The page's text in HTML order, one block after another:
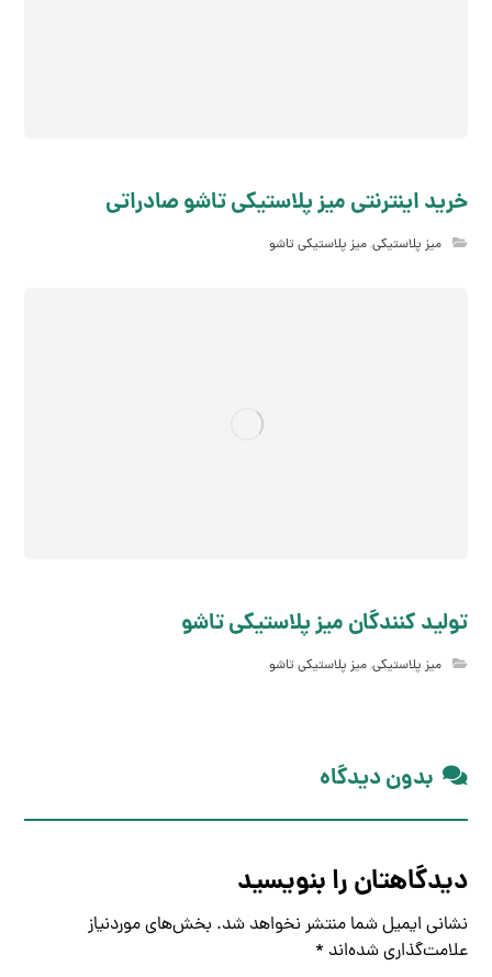
خرید اینترنتی میز پلاستیکی تاشو صادراتی
میز پلاستیکی,میز پلاستیکی تاشو
تولید کنندگان میز پلاستیکی تاشو
میز پلاستیکی,میز پلاستیکی تاشو
بدون دیدگاه
دیدگاهتان را بنویسید
نشانی ایمیل شما منتشر نخواهد شد. بخش‌های موردنیاز
علامت‌گذاری شده‌اند *